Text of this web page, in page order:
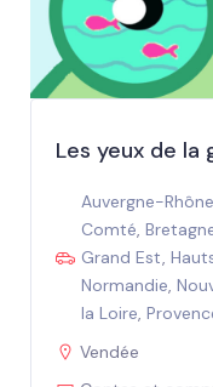
Les yeux de la
Auvergne-
Comté,
Grand Est,
Normandie,
la Loire,
Vendée